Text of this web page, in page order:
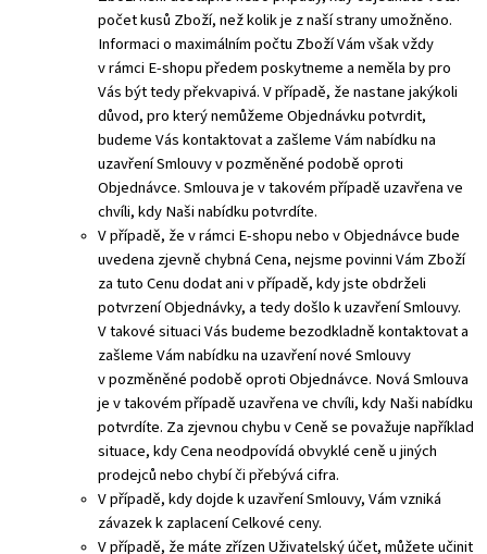
počet kusů Zboží, než kolik je z naší strany umožněno.
Informaci o maximálním počtu Zboží Vám však vždy
v rámci E-shopu předem poskytneme a neměla by pro
Vás být tedy překvapivá. V případě, že nastane jakýkoli
důvod, pro který nemůžeme Objednávku potvrdit,
budeme Vás kontaktovat a zašleme Vám nabídku na
uzavření Smlouvy v pozměněné podobě oproti
Objednávce. Smlouva je v takovém případě uzavřena ve
chvíli, kdy Naši nabídku potvrdíte.
V případě, že v rámci E-shopu nebo v Objednávce bude
uvedena zjevně chybná Cena, nejsme povinni Vám Zboží
za tuto Cenu dodat ani v případě, kdy jste obdrželi
potvrzení Objednávky, a tedy došlo k uzavření Smlouvy.
V takové situaci Vás budeme bezodkladně kontaktovat a
zašleme Vám nabídku na uzavření nové Smlouvy
v pozměněné podobě oproti Objednávce. Nová Smlouva
je v takovém případě uzavřena ve chvíli, kdy Naši nabídku
potvrdíte. Za zjevnou chybu v Ceně se považuje například
situace, kdy Cena neodpovídá obvyklé ceně u jiných
prodejců nebo chybí či přebývá cifra.
V případě, kdy dojde k uzavření Smlouvy, Vám vzniká
závazek k zaplacení Celkové ceny.
V případě, že máte zřízen Uživatelský účet, můžete učinit